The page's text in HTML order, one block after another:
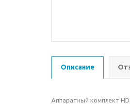
Описание
Аппаратный комплект